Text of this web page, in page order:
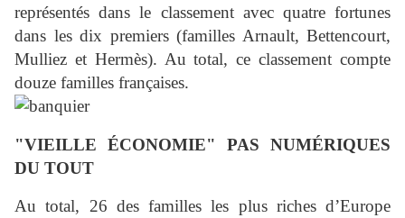
représentés dans le classement avec quatre fortunes
dans les dix premiers (familles Arnault, Bettencourt,
Mulliez et Hermès). Au total, ce classement compte
douze familles françaises.
"VIEILLE ÉCONOMIE" PAS NUMÉRIQUES
DU TOUT
Au total, 26 des familles les plus riches d’Europe